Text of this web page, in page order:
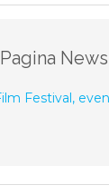
News
Festival,